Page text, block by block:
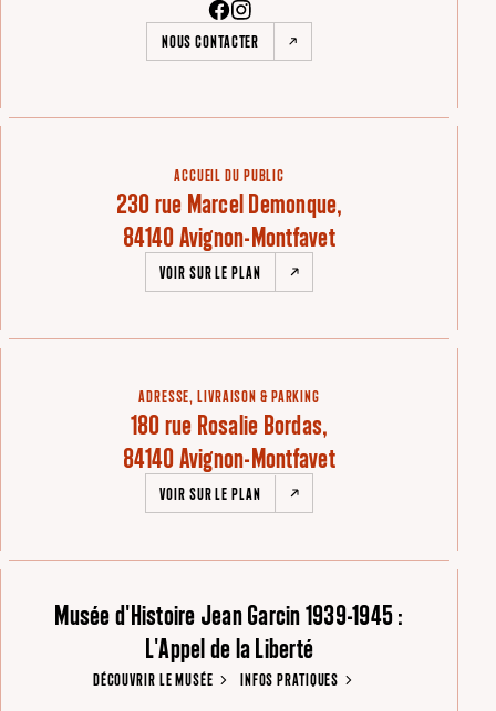
NOUS CONTACTER
ACCUEIL DU PUBLIC
230 rue Marcel Demonque,
84140 Avignon-Montfavet
VOIR SUR LE PLAN
ADRESSE, LIVRAISON & PARKING
180 rue Rosalie Bordas,
84140 Avignon-Montfavet
VOIR SUR LE PLAN
Musée d'Histoire Jean Garcin 1939-1945 :
L'Appel de la Liberté
DÉCOUVRIR LE MUSÉE INFOS PRATIQUES